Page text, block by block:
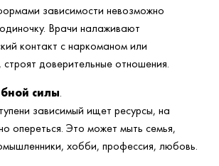
зависимости невозможно
Врачи налаживают
контакт с наркоманом или
доверительные отношения.
силы
зависимый ищет ресурсы, на
опереться. Это может мыть семья,
хобби, профессия, любовь.